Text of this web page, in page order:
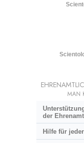
MAN
der
Hilfe für